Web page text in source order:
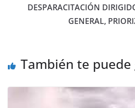
DESPARACITACIÓN
GENERAL,
También te